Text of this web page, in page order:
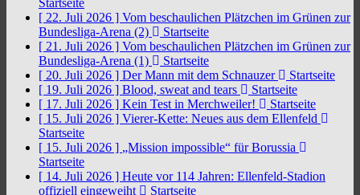
Startseite
[ 22. Juli 2026 ] Vom beschaulichen Plätzchen im Grünen zur
Bundesliga-Arena (2)
Startseite
[ 21. Juli 2026 ] Vom beschaulichen Plätzchen im Grünen zur
Bundesliga-Arena (1)
Startseite
[ 20. Juli 2026 ] Der Mann mit dem Schnauzer
Startseite
[ 19. Juli 2026 ] Blood, sweat and tears
Startseite
[ 17. Juli 2026 ] Kein Test in Merchweiler!
Startseite
[ 15. Juli 2026 ] Vierer-Kette: Neues aus dem Ellenfeld
Startseite
[ 15. Juli 2026 ] „Mission impossible“ für Borussia
Startseite
[ 14. Juli 2026 ] Heute vor 114 Jahren: Ellenfeld-Stadion
offiziell eingeweiht
Startseite